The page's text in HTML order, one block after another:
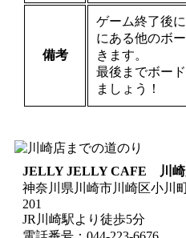
備考
ゲーム終了後
にある他のボ
きます。
最後までボー
ましょう！
JELLY JELLY CAFE 川
神奈川県川崎市川崎区小川
201
JR川崎駅より徒歩5分